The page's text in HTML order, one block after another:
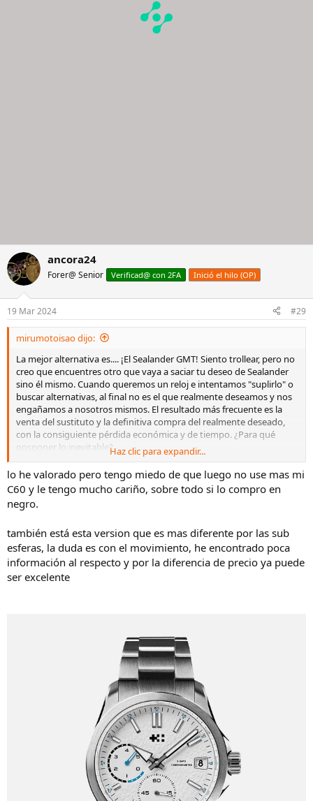
ancora24
Forer@ Senior Verificad@ con 2FA Inició el hilo (OP)
19 Mar 2024 #29
mirumotoisao dijo:
La mejor alternativa es.... ¡El Sealander GMT! Siento trollear, pero no
creo que encuentres otro que vaya a saciar tu deseo de Sealander
sino él mismo. Cuando queremos un reloj e intentamos "suplirlo" o
buscar alternativas, al final no es el que realmente deseamos y nos
engañamos a nosotros mismos. El resultado más frecuente es la
venta del sustituto y la definitiva compra del realmente deseado,
con la consiguiente pérdida económica y de tiempo. ¿Para qué
posponer lo inevitable?
Yo te lo recomiendo, por cierto:
Ver el archivos adjunto 2812547
Pero qué te voy a contar, si ya tienes 2 CW...
Haz clic para expandir...
lo he valorado pero tengo miedo de que luego no use mas mi
C60 y le tengo mucho cariño, sobre todo si lo compro en
negro.
también está esta version que es mas diferente por las sub
esferas, la duda es con el movimiento, he encontrado poca
información al respecto y por la diferencia de precio ya puede
ser excelente